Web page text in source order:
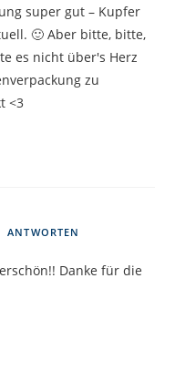
super gut – Kupfer
🙂 Aber bitte, bitte,
es nicht über's Herz
zu
<3
ANTWORTEN
Danke für die